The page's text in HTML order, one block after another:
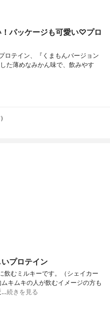
パッケージも可愛い♡プロ
ロテイン、『くまもんバージョン
た薄めなみかん味で、飲みやす
プロテイン
飲むミルキーです。（シェイカー
キムキの人が飲むイメージの方も
…続きを見る